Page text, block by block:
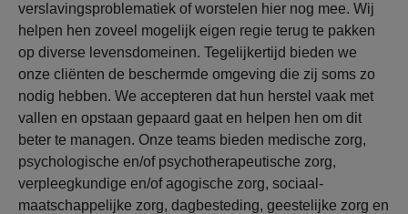
verslavingsproblematiek of worstelen hier nog mee. Wij
helpen hen zoveel mogelijk eigen regie terug te pakken
op diverse levensdomeinen. Tegelijkertijd bieden we
onze cliënten de beschermde omgeving die zij soms zo
nodig hebben. We accepteren dat hun herstel vaak met
vallen en opstaan gepaard gaat en helpen hen om dit
beter te managen. Onze teams bieden medische zorg,
psychologische en/of psychotherapeutische zorg,
verpleegkundige en/of agogische zorg, sociaal-
maatschappelijke zorg, dagbesteding, geestelijke zorg en